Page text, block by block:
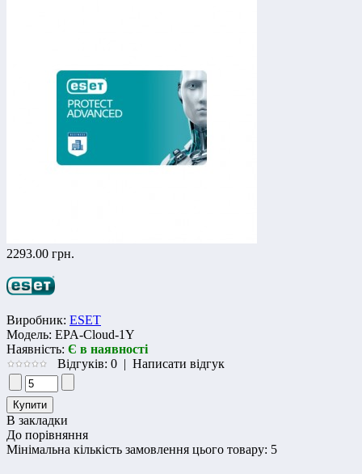
2293.00 грн.
Виробник: ESET
Модель: EPA-Cloud-1Y
Наявність: Є в наявності
Відгуків: 0 | Написати відгук
В закладки
До порівняння
Мінімальна кількість замовлення цього товару: 5